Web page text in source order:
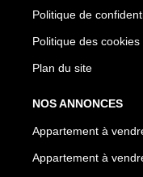
Politique de
Politique des cookies
Plan du site
NOS ANNONCES
Appartement à
Appartement à